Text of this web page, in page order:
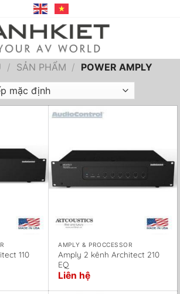
/ SẢN PHẨM / POWER AMPLY
110
AMPLY & PROCCESSOR
Amply 2 kênh Architect 210
EQ
Liên hệ